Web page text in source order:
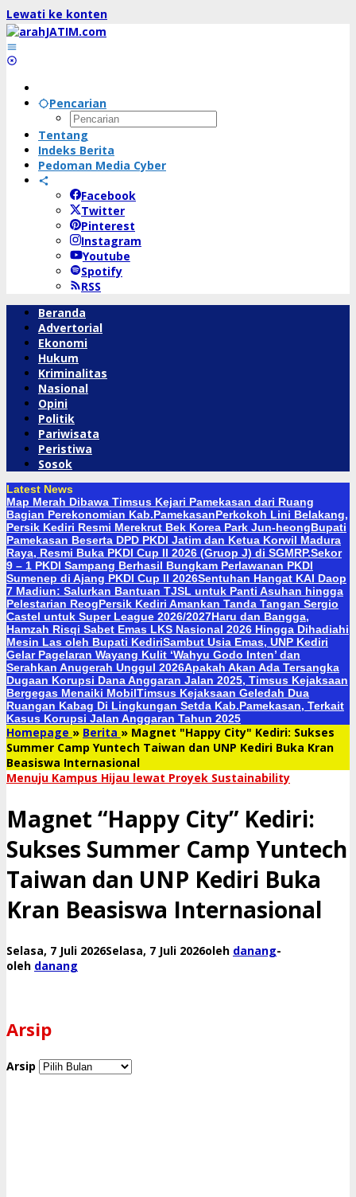
Lewati ke konten
Pencarian
Tentang
Indeks Berita
Pedoman Media Cyber
Facebook
Twitter
Pinterest
Instagram
Youtube
Spotify
RSS
Beranda
Advertorial
Ekonomi
Hukum
Kriminalitas
Nasional
Opini
Politik
Pariwisata
Peristiwa
Sosok
Latest News
Map Merah Dibawa Timsus Kejari Pamekasan dari Ruang
Bagian Perekonomian Kab.PamekasanPerkokoh Lini Belakang,
Persik Kediri Resmi Merekrut Bek Korea Park Jun-heongBupati
Pamekasan Beserta DPD PKDI Jatim dan Ketua Korwil Madura
Raya, Resmi Buka PKDI Cup II 2026 (Gruop J) di SGMRP.Sekor
9 – 1 PKDI Sampang Berhasil Bungkam Perlawanan PKDI
Sumenep di Ajang PKDI Cup II 2026Sentuhan Hangat KAI Daop
7 Madiun: Salurkan Bantuan TJSL untuk Panti Asuhan hingga
Pelestarian ReogPersik Kediri Amankan Tanda Tangan Sergio
Castel untuk Super League 2026/2027Haru dan Bangga,
Hamzah Risqi Sabet Emas LKS Nasional 2026 Hingga Dihadiahi
Mesin Las oleh Bupati KediriSambut Usia Emas, UNP Kediri
Gelar Pagelaran Wayang Kulit ‘Wahyu Godo Inten’ dan
Serahkan Anugerah Unggul 2026Apakah Akan Ada Tersangka
Dugaan Korupsi Dana Anggaran Jalan 2025, Timsus Kejaksaan
Bergegas Menaiki MobilTimsus Kejaksaan Geledah Dua
Ruangan Kabag Di Lingkungan Setda Kab.Pamekasan, Terkait
Kasus Korupsi Jalan Anggaran Tahun 2025
Homepage » Berita » Magnet "Happy City" Kediri: Sukses
Summer Camp Yuntech Taiwan dan UNP Kediri Buka Kran
Beasiswa Internasional
​Menuju Kampus Hijau lewat Proyek Sustainability
Magnet “Happy City” Kediri:
Sukses Summer Camp Yuntech
Taiwan dan UNP Kediri Buka
Kran Beasiswa Internasional
Selasa, 7 Juli 2026Selasa, 7 Juli 2026oleh danang-
oleh danang
Arsip
Arsip